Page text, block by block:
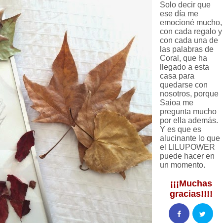
Solo decir que
ese día me
emocioné mucho,
con cada regalo y
con cada una de
las palabras de
Coral, que ha
llegado a esta
casa para
quedarse con
nosotros, porque
Saioa me
pregunta mucho
por ella además.
Y es que es
alucinante lo que
el LILUPOWER
puede hacer en
un momento.
¡¡¡Muchas
gracias!!!!